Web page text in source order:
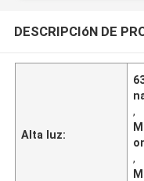
DESCRIPCIóN DE
Alta luz:
,
,